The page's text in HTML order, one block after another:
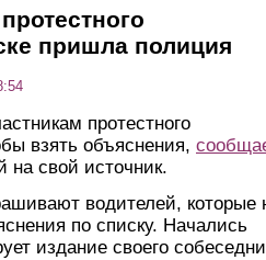
пришла полиция
протестного
взять объяснения,
на свой источник.
водителей, которые
по списку. Начались
издание своего